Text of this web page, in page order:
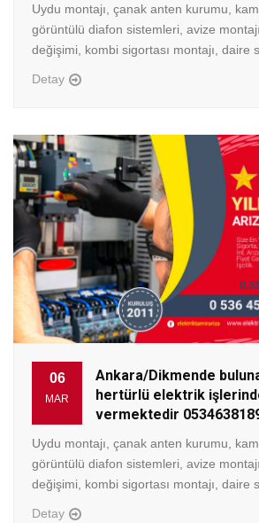
Uydu montajı, çanak anten kurumu,
görüntülü diafon sistemleri, avize
değişimi, kombi sigortası montajı, daire
Detay
06
MAR
Ankara/Dikmende
hertürlü elektrik
vermektedir
Uydu montajı, çanak anten kurumu,
görüntülü diafon sistemleri, avize
değişimi, kombi sigortası montajı, daire
Detay